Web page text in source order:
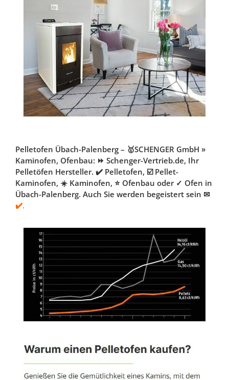
Pelletofen Übach-Palenberg – 🥇SCHENGER GmbH »
Kaminofen, Ofenbau: ⏩ Schenger-Vertrieb.de, Ihr
Pelletöfen Hersteller. ✔️ Pelletofen, ☑️ Pellet-
Kaminofen, ☀️ Kaminofen, ⭐ Ofenbau oder ✓ Ofen in
Übach-Palenberg. Auch Sie werden begeistert sein ✉
✔️.